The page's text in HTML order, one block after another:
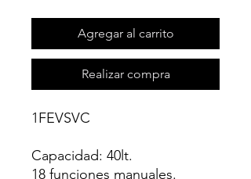
Agregar al carrito
Realizar compra
1FEVSVC
Capacidad: 40lt.
18 funciones manuales.